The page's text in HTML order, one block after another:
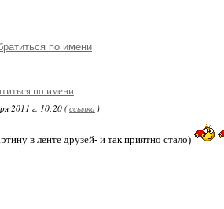
по имени
по имени
2011 г. 10:20 (ссылка )
в ленте друзей- и так приятно стало)